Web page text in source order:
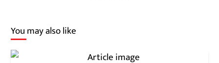
You may also like